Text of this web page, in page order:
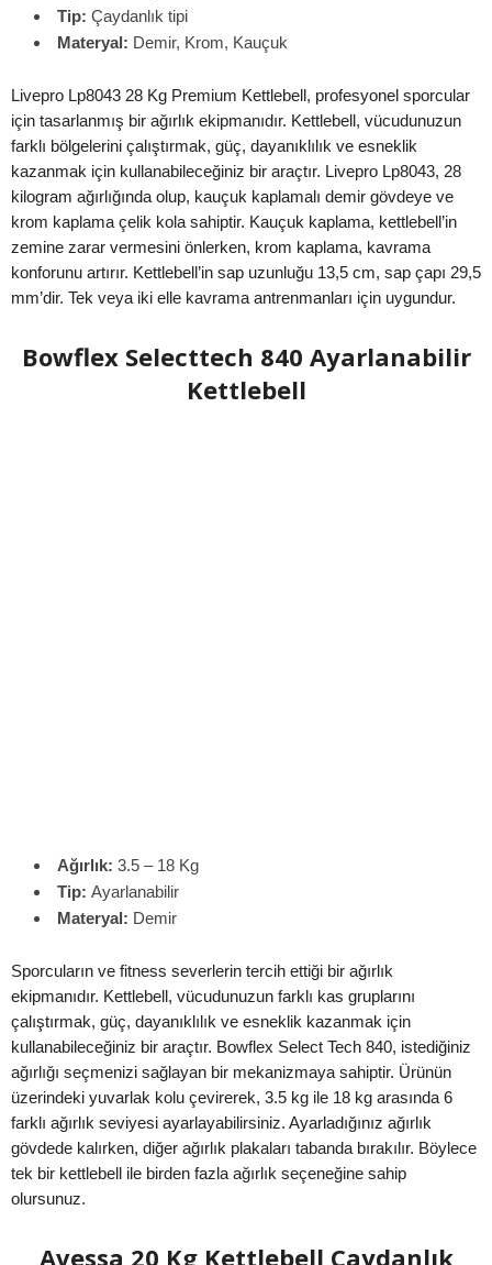
Tip: Çaydanlık tipi
Materyal: Demir, Krom, Kauçuk
Livepro Lp8043 28 Kg Premium Kettlebell, profesyonel sporcular
için tasarlanmış bir ağırlık ekipmanıdır. Kettlebell, vücudunuzun
farklı bölgelerini çalıştırmak, güç, dayanıklılık ve esneklik
kazanmak için kullanabileceğiniz bir araçtır. Livepro Lp8043, 28
kilogram ağırlığında olup, kauçuk kaplamalı demir gövdeye ve
krom kaplama çelik kola sahiptir. Kauçuk kaplama, kettlebell’in
zemine zarar vermesini önlerken, krom kaplama, kavrama
konforunu artırır. Kettlebell’in sap uzunluğu 13,5 cm, sap çapı 29,5
mm’dir. Tek veya iki elle kavrama antrenmanları için uygundur.
Bowflex Selecttech 840 Ayarlanabilir
Kettlebell
Ağırlık: 3.5 – 18 Kg
Tip: Ayarlanabilir
Materyal: Demir
Sporcuların ve fitness severlerin tercih ettiği bir ağırlık
ekipmanıdır. Kettlebell, vücudunuzun farklı kas gruplarını
çalıştırmak, güç, dayanıklılık ve esneklik kazanmak için
kullanabileceğiniz bir araçtır. Bowflex Select Tech 840, istediğiniz
ağırlığı seçmenizi sağlayan bir mekanizmaya sahiptir. Ürünün
üzerindeki yuvarlak kolu çevirerek, 3.5 kg ile 18 kg arasında 6
farklı ağırlık seviyesi ayarlayabilirsiniz. Ayarladığınız ağırlık
gövdede kalırken, diğer ağırlık plakaları tabanda bırakılır. Böylece
tek bir kettlebell ile birden fazla ağırlık seçeneğine sahip
olursunuz.
Avessa 20 Kg Kettlebell Çaydanlık